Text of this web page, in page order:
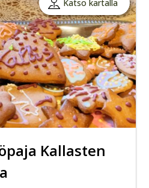
Katso kartalla
Kallasten